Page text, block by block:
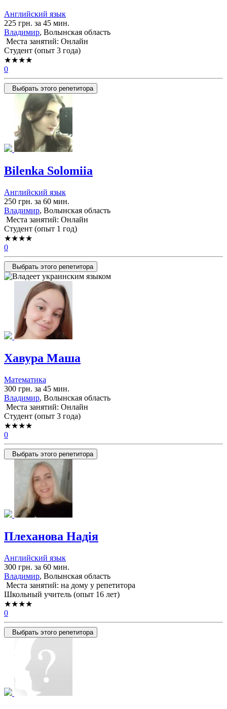
Английский язык
225 грн. за 45 мин.
Владимир, Волынская область
Места занятий: Онлайн
Cтудент (опыт 3 года)
★★★★
0
Выбрать этого репетитора
Bilenka Solomiia
Английский язык
250 грн. за 60 мин.
Владимир, Волынская область
Места занятий: Онлайн
Cтудент (опыт 1 год)
★★★★
0
Выбрать этого репетитора
Хавура Маша
Математика
300 грн. за 45 мин.
Владимир, Волынская область
Места занятий: Онлайн
Cтудент (опыт 3 года)
★★★★
0
Выбрать этого репетитора
Плеханова Надія
Английский язык
300 грн. за 60 мин.
Владимир, Волынская область
Места занятий: на дому у репетитора
Школьный учитель (опыт 16 лет)
★★★★
0
Выбрать этого репетитора